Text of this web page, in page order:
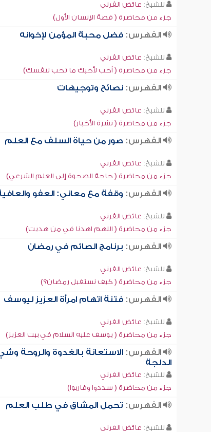
للشيخ: عائض القرني
جزء من محاضرة ( قصة الإنسان الأول)
الفهرس:فضل محبة المؤمن لإخوانه
للشيخ: عائض القرني
جزء من محاضرة ( أحب لأخيك ما تحب لنفسك)
الفهرس:نصائح وتوجيهات
للشيخ: عائض القرني
جزء من محاضرة ( نشرة الأخبار)
الفهرس: صور من حياة السلف مع العلم
للشيخ: عائض القرني
جزء من محاضرة ( حاجة الصحوة إلى العلم الشرعي)
الفهرس: وقفة مع معاني: العفو
للشيخ: عائض القرني
جزء من محاضرة ( اللهم اهدنا في من هديت)
الفهرس: برنامج الصائم في رمضان
للشيخ: عائض القرني
جزء من محاضرة ( كيف نستقبل رمضان؟)
الفهرس:فتنة اتهام امرأة العزيز ليوسف
للشيخ: عائض القرني
جزء من محاضرة ( يوسف عليه السلام في بيت العزيز)
الفهرس:الاستعانة بالغدوة والروحة
الدلجة
للشيخ: عائض القرني
جزء من محاضرة ( سددوا وقاربوا)
الفهرس: تحمل المشاق في طلب العلم
للشيخ: عائض القرني